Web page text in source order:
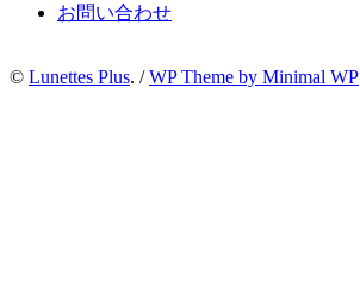
お問い合わせ
© Lunettes Plus. /WP Theme by Minimal WP